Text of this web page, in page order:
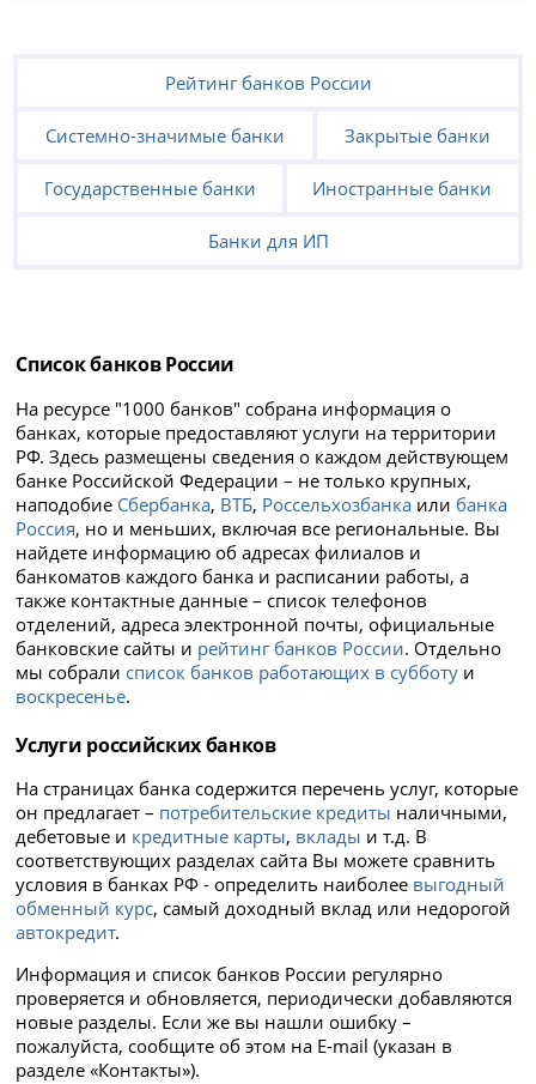
Рейтинг банков России
Системно-значимые банки Закрытые банки
Государственные банки Иностранные банки
Банки для ИП
Список банков России
На ресурсе "1000 банков" собрана информация о
банках, которые предоставляют услуги на территории
РФ. Здесь размещены сведения о каждом действующем
банке Российской Федерации – не только крупных,
наподобие Сбербанка, ВТБ, Россельхозбанка или банка
Россия, но и меньших, включая все региональные. Вы
найдете информацию об адресах филиалов и
банкоматов каждого банка и расписании работы, а
также контактные данные – список телефонов
отделений, адреса электронной почты, официальные
банковские сайты и рейтинг банков России. Отдельно
мы собрали список банков работающих в субботу и
воскресенье.
Услуги российских банков
На страницах банка содержится перечень услуг, которые
он предлагает – потребительские кредиты наличными,
дебетовые и кредитные карты, вклады и т.д. В
соответствующих разделах сайта Вы можете сравнить
условия в банках РФ - определить наиболее выгодный
обменный курс, самый доходный вклад или недорогой
автокредит.
Информация и список банков России регулярно
проверяется и обновляется, периодически добавляются
новые разделы. Если же вы нашли ошибку –
пожалуйста, сообщите об этом на E-mail (указан в
разделе «Контакты»).